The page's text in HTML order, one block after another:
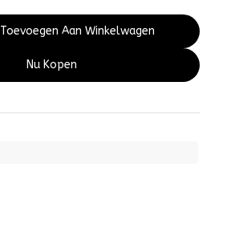
Toevoegen Aan Winkelwagen
Nu Kopen